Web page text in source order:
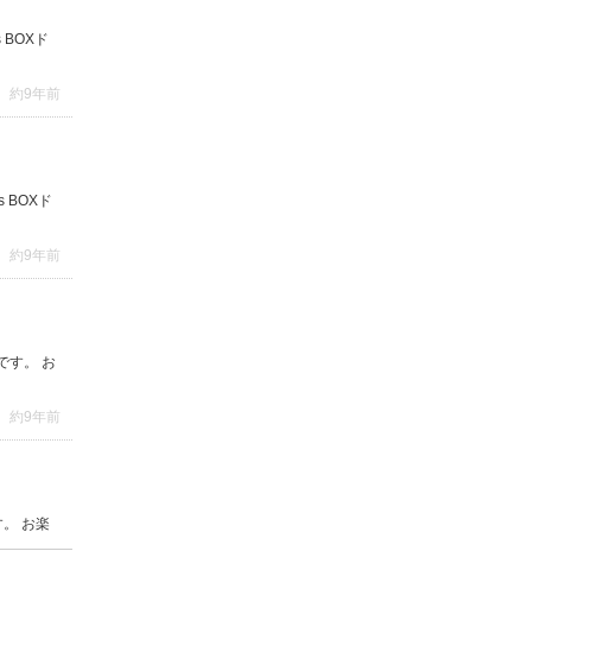
ド
約9年前
BOXド
約9年前
す。 お
約9年前
お楽